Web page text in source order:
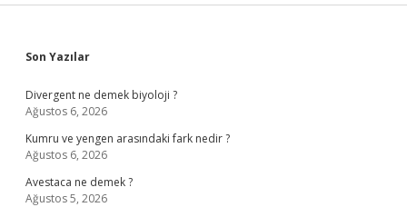
Sidebar
Son Yazılar
Divergent ne demek biyoloji ?
Ağustos 6, 2026
Kumru ve yengen arasındaki fark nedir ?
Ağustos 6, 2026
Avestaca ne demek ?
Ağustos 5, 2026